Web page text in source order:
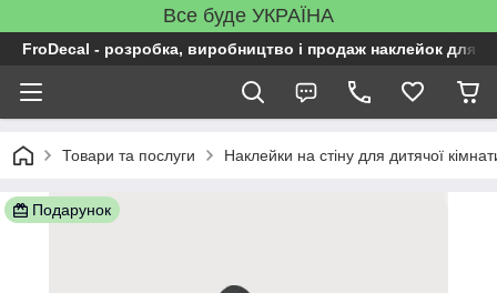
Все буде УКРАЇНА
FroDecal - розробка, виробництво і продаж наклейок для
Товари та послуги Наклейки на стіну для дитячої
Подарунок